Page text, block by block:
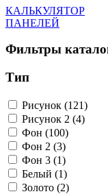
КАЛЬКУЛЯТОР
ПАНЕЛЕЙ
Фильтры
Тип
Рисунок (121)
Рисунок 2 (4)
Фон (100)
Фон 2 (3)
Фон 3 (1)
Белый (1)
Золото (2)